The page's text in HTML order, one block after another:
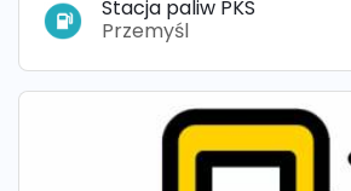
Stacja paliw PKS
Przemyśl